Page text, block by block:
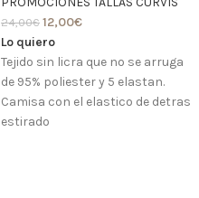
24,00€ 12,00€
Lo quiero
Tejido sin licra que no se arruga
de 95% poliester y 5 elastan.
Camisa con el elastico de detras
estirado